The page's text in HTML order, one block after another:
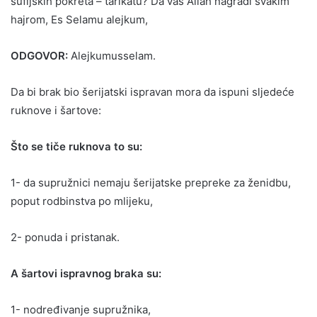
hajrom, Es Selamu alejkum,
ODGOVOR: Alejkumusselam.
Da bi brak bio šerijatski ispravan mora da ispuni sljedeće
ruknove i šartove:
Što se tiče ruknova to su:
1- da supružnici nemaju šerijatske prepreke za ženidbu,
poput rodbinstva po mlijeku,
2- ponuda i pristanak.
A šartovi ispravnog braka su:
1- nodređivanje supružnika,